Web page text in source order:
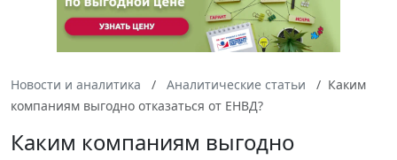
Новости и аналитика Аналитические статьи
Каким
компаниям выгодно отказаться от ЕНВД?
Каким компаниям выгодно